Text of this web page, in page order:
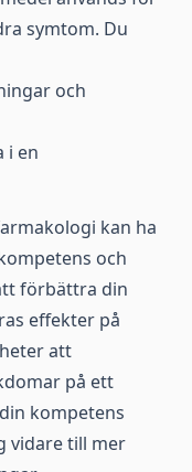
symtom. Du
och
i en
kan ha
och
förbättra din
effekter på
att
på ett
kompetens
vidare till mer